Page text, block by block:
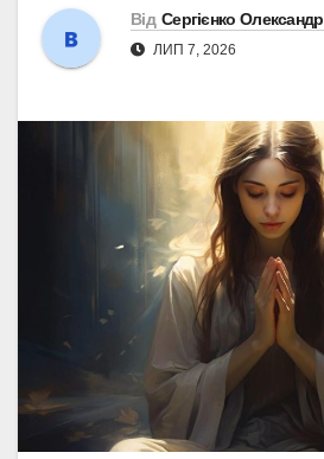
Від Сергієнко Олександр
ЛИП 7, 2026